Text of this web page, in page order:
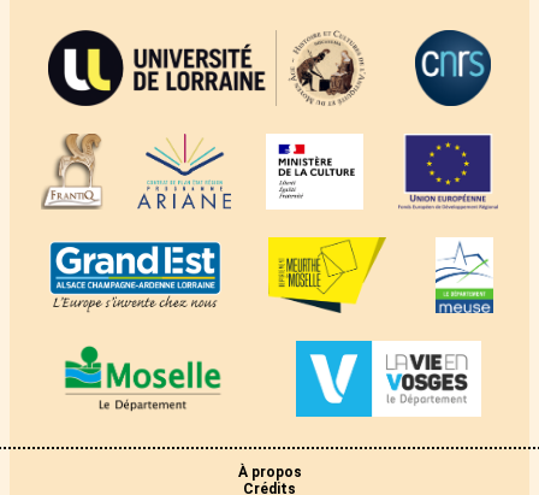
À propos
Crédits